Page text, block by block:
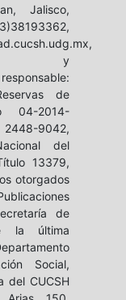
Jalisco,
y
de
04-2014-
9042,
del
13379,
otorgados
de
la última
Social,
del CUCSH